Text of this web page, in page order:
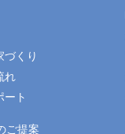
づくり
れ
ート
ご提案